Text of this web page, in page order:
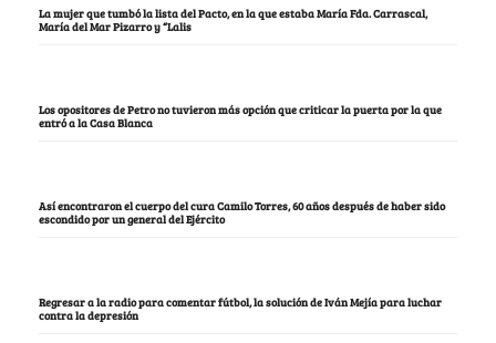
La mujer que tumbó la lista del Pacto, en la que estaba María Fda. Carrascal,
María del Mar Pizarro y “Lalis
Los opositores de Petro no tuvieron más opción que criticar la puerta por la que
entró a la Casa Blanca
Así encontraron el cuerpo del cura Camilo Torres, 60 años después de haber sido
escondido por un general del Ejército
Regresar a la radio para comentar fútbol, la solución de Iván Mejía para luchar
contra la depresión